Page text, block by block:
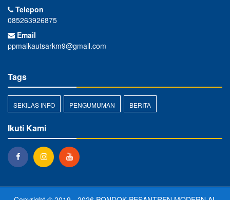
Telepon
085263926875
Email
ppmalkautsarkm9@gmail.com
Tags
SEKILAS INFO PENGUMUMAN BERITA
Ikuti Kami